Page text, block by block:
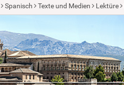
Spanisch Texte und Medien Lektüre